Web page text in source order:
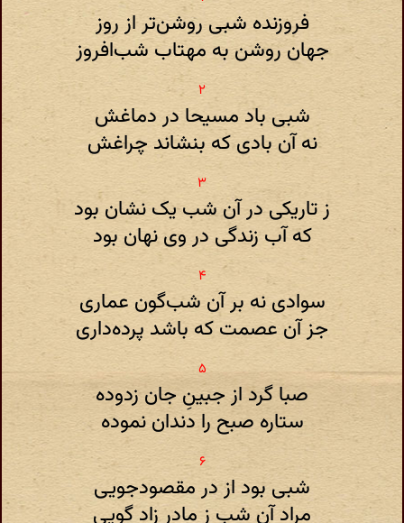
فروزنده شبی روشن‌تر از روز
جهان روشن به مهتاب شب‌افروز
شبی باد مسیحا در دماغش
نه آن بادی که بنشاند چراغش
ز تاریکی در آن شب یک نشان بود
که آب زندگی در وی نهان بود
سوادی نه بر آن شب‌گون عماری
جز آن عصمت که باشد پرده‌داری
صبا گرد از جبین‌ِ جان زدوده
ستاره صبح را دندان نموده
شبی بود از در مقصود‌جویی
مراد آن شب ز مادر زاد گویی